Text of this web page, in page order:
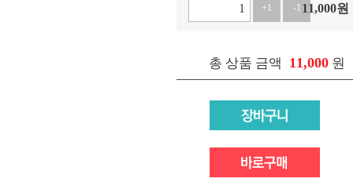
+1 -1 11,000원
총 상품 금액 11,000 원